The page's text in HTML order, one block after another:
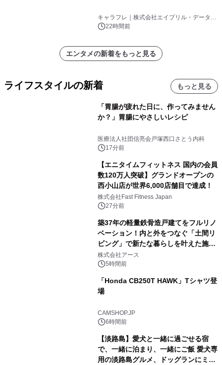
キャラフレ｜株式会社エイプリル・データ・
デザインズ
22時間前
エンタメの新着をもっと見る
ライフスタイルの新着 もっと見る
「胃腸が疲れた日に、作ってみません
か？」胃腸にやさしいレシピ
医療法人社団信亮会戸塚西口さとう内科
17分前
【エニタイムフィットネス 国内の会員
数120万人突破】グランドオープンの
西小山店が世界6,000店舗目で達成！
株式会社Fast Fitness Japan
27分前
築37年の軽量鉄骨造戸建てをフルリノ
ベーション！内と外をつなぐ「土間リ
ビング」で新たな暮らしを叶えた施工
事例を株式会社アースが公開
株式会社アース
5時間前
「Honda CB250T HAWK」Tシャツ登
場
CAMSHOP.JP
6時間前
【淡路島】愛犬と一緒に過ごせる宿
で、一緒に泊まり、一緒にご飯 愛犬専
用の淡路島グルメ、ドッグランにミニ